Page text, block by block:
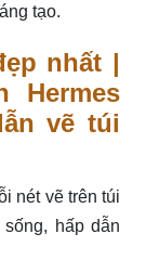
tạo.
nhất |
Hermes
vẽ túi
nét vẽ trên túi
hấp dẫn